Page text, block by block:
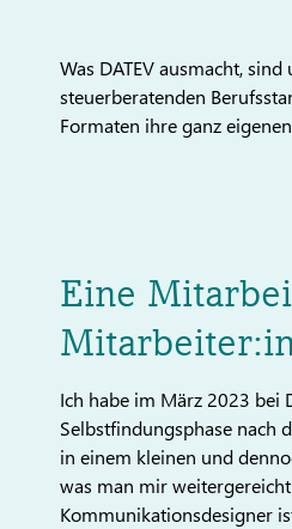
Was DATEV ausmacht,
steuerberatenden
Formaten ihre ganz
Eine
Ich habe im März 2023 bei
Selbstfindungsphase nach
in einem kleinen und
was man mir
Kommunikationsdesigner